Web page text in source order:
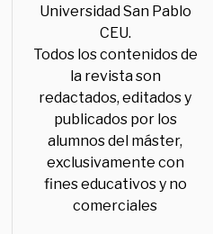
Universidad San Pablo
CEU.
Todos los contenidos de
la revista son
redactados, editados y
publicados por los
alumnos del máster,
exclusivamente con
fines educativos y no
comerciales